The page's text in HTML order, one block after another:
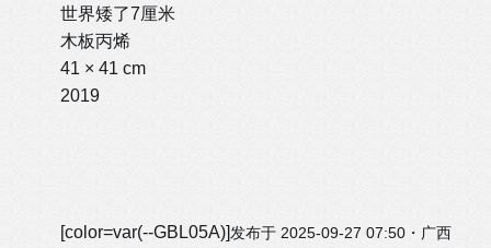
世界矮了7厘米
木板丙烯
41 × 41 cm
2019
[color=var(--GBL05A)]发布于 2025-09-27 07:50・广西